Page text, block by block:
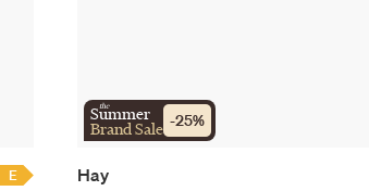
E
the
Summer
Brand Sale -25%
Hay